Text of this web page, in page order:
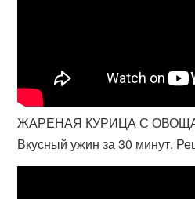
ЖАРЕНАЯ КУРИЦА С
Вкусный ужин за 30 минут.